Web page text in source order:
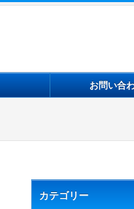
お問い合
カテゴリー